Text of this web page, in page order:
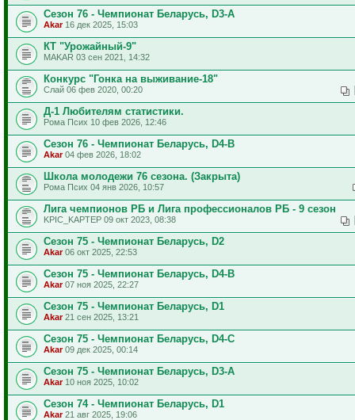
Сезон 76 - Чемпионат Беларусь, D3-A
Akar16 дек 2025, 15:03
КТ "Урожайный-9"
MAKAR 03 сен 2021, 14:32
Конкурс "Гонка на выживание-18"
Слай 06 фев 2020, 00:20
Д-1 Любителям статистики.
Рома Псих 10 фев 2026, 12:46
Сезон 76 - Чемпионат Беларусь, D4-B
Akar04 фев 2026, 18:02
Школа молодежи 76 сезона. (Закрыта)
Рома Псих 04 янв 2026, 10:57
Лига чемпионов РБ и Лига профессионалов РБ - 9 сезон
KPIC_KAPTEP 09 окт 2023, 08:38
Сезон 75 - Чемпионат Беларусь, D2
Akar06 окт 2025, 22:53
Сезон 75 - Чемпионат Беларусь, D4-B
Akar07 ноя 2025, 22:27
Сезон 75 - Чемпионат Беларусь, D1
Akar21 сен 2025, 13:21
Сезон 75 - Чемпионат Беларусь, D4-C
Akar09 дек 2025, 00:14
Сезон 75 - Чемпионат Беларусь, D3-A
Akar10 ноя 2025, 10:02
Сезон 74 - Чемпионат Беларусь, D1
Akar21 авг 2025, 19:06